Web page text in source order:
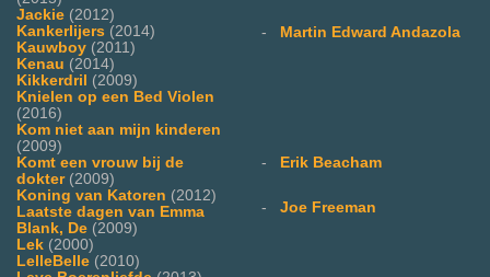
Jackie (2012)
Kankerlijers (2014)
Kauwboy (2011)
Kenau (2014)
Kikkerdril
(2009)
Knielen op een Bed Violen
(2016)
Kom niet aan mijn kinderen
(2009)
Komt een vrouw bij de
dokter(2009)
Koning van Katoren (2012)
Laatste dagen van Emma
Blank, De (2009)
Lek (2000)
LelleBelle (2010)
- Martin Edward Andazola
- Erik Beacham
- Joe Freeman